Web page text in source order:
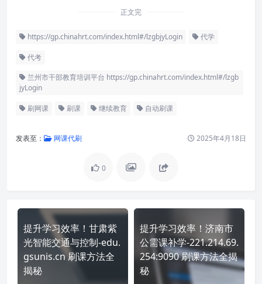
正文完
https://gp.chinahrt.com/index.html#/lzgbjyLogin 代学
代考
兰州市干部教育培训平台 https://gp.chinahrt.com/index.html#/lzgb
jyLogin
刷网课 刷课 继续教育 自动刷课
发表至： 网课代刷 2025年4月18日
0
提升学习效率！甘肃紫
光智能交通与控制-edu.
gsunis.cn 刷课方法全
揭秘
提升学习效率！济南市
公需课补学-221.214.69.
254:9090 刷课方法全揭
秘